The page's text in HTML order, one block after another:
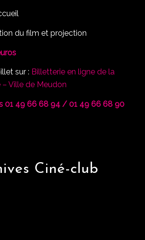
du film et projection
sur : Billetterie en ligne de la
Ville de Meudon
01 49 66 68 94 / 01 49 66 68 90
Ciné-club